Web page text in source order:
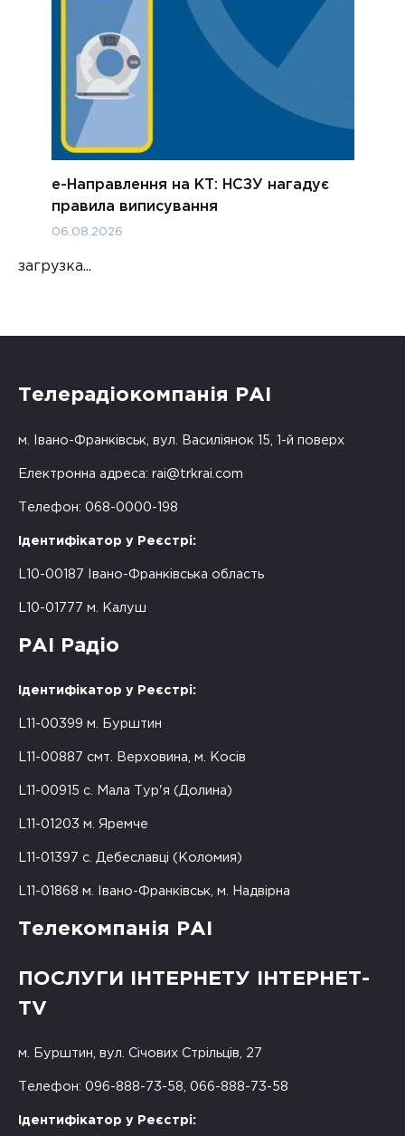
е-Направлення на КТ: НСЗУ нагадує
правила виписування
06.08.2026
загрузка...
Телерадіокомпанія РАІ
м. Івано-Франківськ, вул. Василіянок 15, 1-й поверх
Електронна адреса: rai@trkrai.com
Телефон: 068-0000-198
Ідентифікатор у Реєстрі:
L10-00187 Івано-Франківська область
L10-01777 м. Калуш
РАІ Радіо
Ідентифікатор у Реєстрі:
L11-00399 м. Бурштин
L11-00887 смт. Верховина, м. Косів
L11-00915 с. Мала Тур'я (Долина)
L11-01203 м. Яремче
L11-01397 с. Дебеславці (Коломия)
L11-01868 м. Івано-Франківськ, м. Надвірна
Телекомпанія РАІ
ПОСЛУГИ ІНТЕРНЕТУ ІНТЕРНЕТ-
TV
м. Бурштин, вул. Січових Стрільців, 27
Телефон: 096-888-73-58, 066-888-73-58
Ідентифікатор у Реєстрі: